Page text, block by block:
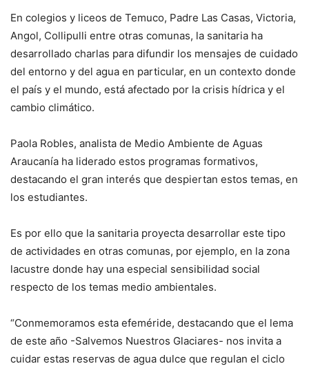
En colegios y liceos de Temuco, Padre Las Casas, Victoria,
Angol, Collipulli entre otras comunas, la sanitaria ha
desarrollado charlas para difundir los mensajes de cuidado
del entorno y del agua en particular, en un contexto donde
el país y el mundo, está afectado por la crisis hídrica y el
cambio climático.
Paola Robles, analista de Medio Ambiente de Aguas
Araucanía ha liderado estos programas formativos,
destacando el gran interés que despiertan estos temas, en
los estudiantes.
Es por ello que la sanitaria proyecta desarrollar este tipo
de actividades en otras comunas, por ejemplo, en la zona
lacustre donde hay una especial sensibilidad social
respecto de los temas medio ambientales.
“Conmemoramos esta efeméride, destacando que el lema
de este año -Salvemos Nuestros Glaciares- nos invita a
cuidar estas reservas de agua dulce que regulan el ciclo